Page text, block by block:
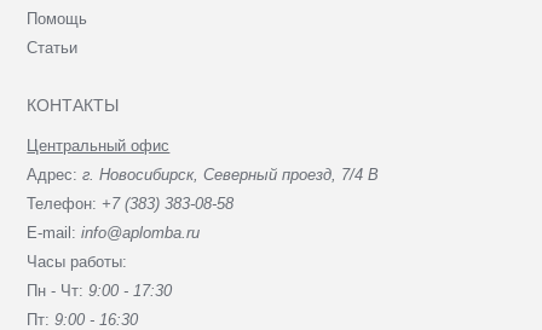
Помощь
Статьи
КОНТАКТЫ
Центральный офис
Адрес:г. Новосибирск, Северный проезд, 7/4 В
Телефон: +7 (383) 383-08-58
E-mail:info@aplomba.ru
Часы работы:
Пн - Чт:9:00 - 17:30
Пт:9:00 - 16:30